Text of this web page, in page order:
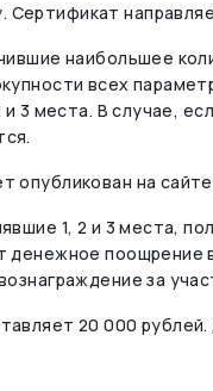
наибольшее
всех
3 места. В случае,
опубликован на
1, 2 и 3 места,
денежное поощрение
за
20 000